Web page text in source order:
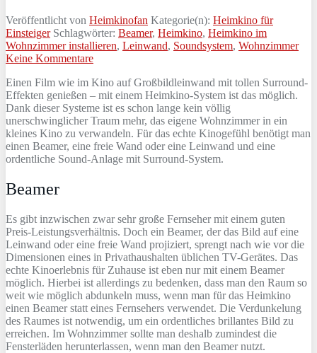
Veröffentlicht von Heimkinofan Kategorie(n): Heimkino für
EinsteigerSchlagwörter: Beamer, Heimkino, Heimkino im
Wohnzimmer installieren, Leinwand, Soundsystem, Wohnzimmer
Keine Kommentare
Einen Film wie im Kino auf Großbildleinwand mit tollen Surround-
Effekten genießen – mit einem Heimkino-System ist das möglich.
Dank dieser Systeme ist es schon lange kein völlig
unerschwinglicher Traum mehr, das eigene Wohnzimmer in ein
kleines Kino zu verwandeln. Für das echte Kinogefühl benötigt man
einen Beamer, eine freie Wand oder eine Leinwand und eine
ordentliche Sound-Anlage mit Surround-System.
Beamer
Es gibt inzwischen zwar sehr große Fernseher mit einem guten
Preis-Leistungsverhältnis. Doch ein Beamer, der das Bild auf eine
Leinwand oder eine freie Wand projiziert, sprengt nach wie vor die
Dimensionen eines in Privathaushalten üblichen TV-Gerätes. Das
echte Kinoerlebnis für Zuhause ist eben nur mit einem Beamer
möglich. Hierbei ist allerdings zu bedenken, dass man den Raum so
weit wie möglich abdunkeln muss, wenn man für das Heimkino
einen Beamer statt eines Fernsehers verwendet. Die Verdunkelung
des Raumes ist notwendig, um ein ordentliches brillantes Bild zu
erreichen. Im Wohnzimmer sollte man deshalb zumindest die
Fensterläden herunterlassen, wenn man den Beamer nutzt.